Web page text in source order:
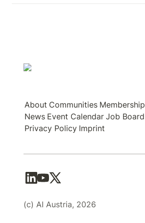
About Communities Membership
News Event Calendar Job Board
Privacy Policy Imprint
(c) AI Austria, 2026